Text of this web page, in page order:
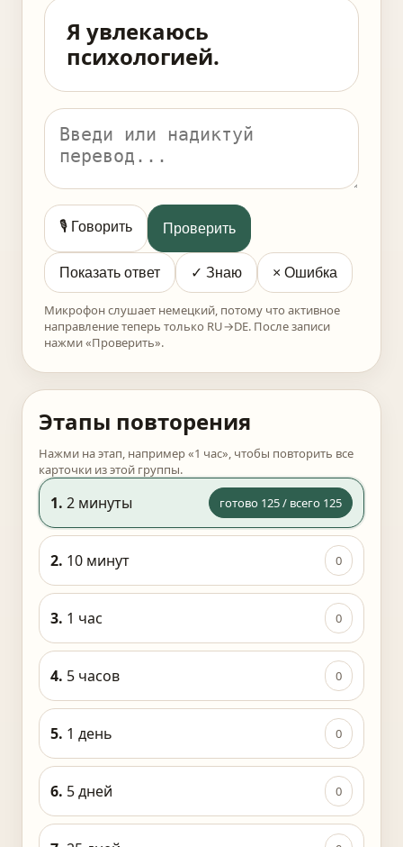
Я увлекаюсь
психологией.
🎙️ Говорить Проверить
Показать ответ ✓ Знаю × Ошибка
Микрофон слушает немецкий, потому что активное
направление теперь только RU→DE. После записи
нажми «Проверить».
Этапы повторения
Нажми на этап, например «1 час», чтобы повторить все
карточки из этой группы.
1. 2 минуты готово 125 / всего 125
2. 10 минут 0
3. 1 час 0
4. 5 часов 0
5. 1 день 0
6. 5 дней 0